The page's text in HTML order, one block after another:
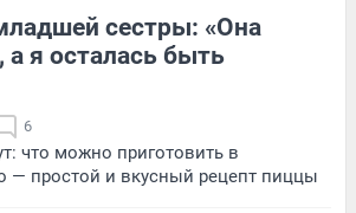
сестры: «Она
а я осталась быть
6
что можно приготовить в
— простой и вкусный рецепт пиццы